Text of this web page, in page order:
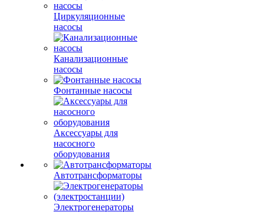
Циркуляционные
насосы
Канализационные
насосы
Фонтанные насосы
Аксессуары для
насосного
оборудования
Автотрансформаторы
Электрогенераторы